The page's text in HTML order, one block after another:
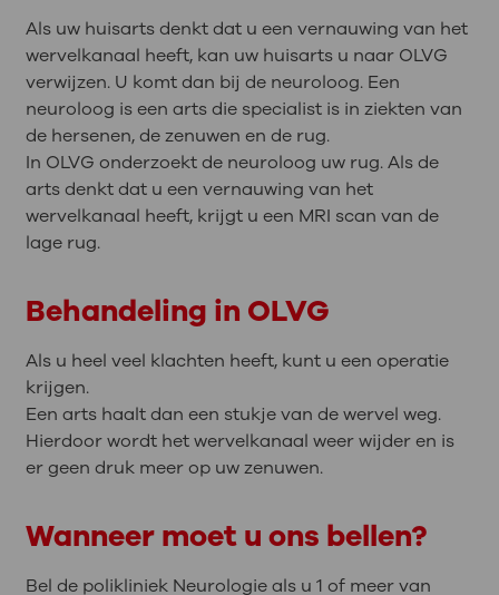
Als uw huisarts denkt dat u een vernauwing van het
wervelkanaal heeft, kan uw huisarts u naar OLVG
verwijzen. U komt dan bij de neuroloog. Een
neuroloog is een arts die specialist is in ziekten van
de hersenen, de zenuwen en de rug.
In OLVG onderzoekt de neuroloog uw rug. Als de
arts denkt dat u een vernauwing van het
wervelkanaal heeft, krijgt u een MRI scan van de
lage rug.
Behandeling in OLVG
Als u heel veel klachten heeft, kunt u een operatie
krijgen.
Een arts haalt dan een stukje van de wervel weg.
Hierdoor wordt het wervelkanaal weer wijder en is
er geen druk meer op uw zenuwen.
Wanneer moet u ons bellen?
Bel de polikliniek Neurologie als u 1 of meer van